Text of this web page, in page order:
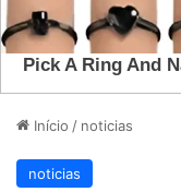
Início / noticias
noticias